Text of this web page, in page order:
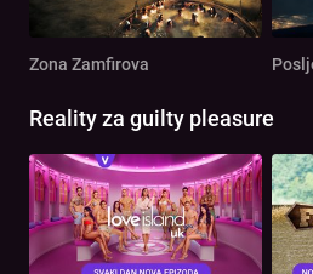
Zona Zamfirova
Reality za guilty pleasure